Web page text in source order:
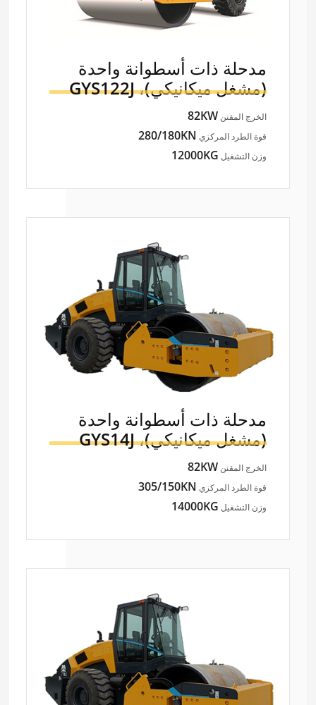
مدحلة ذات أسطوانة واحدة
(مشغل ميكانيكي)،GYS122J
الخرج المقنن82KW
قوة الطرد المركزي 280/180KN
وزن التشغيل 12000KG
مدحلة ذات أسطوانة واحدة
(مشغل ميكانيكي)،GYS14J
الخرج المقنن82KW
قوة الطرد المركزي 305/150KN
وزن التشغيل 14000KG